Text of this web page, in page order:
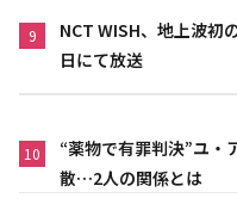
9
NCT WISH、地上波初
日にて放送
10
“薬物で有罪判決”ユ・
散…2人の関係とは